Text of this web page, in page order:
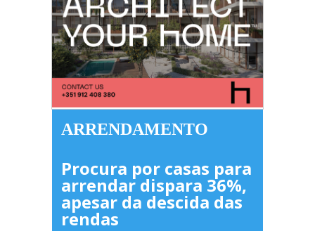
ARRENDAMENTO
Procura por casas para
arrendar dispara 36%,
apesar da descida das
rendas